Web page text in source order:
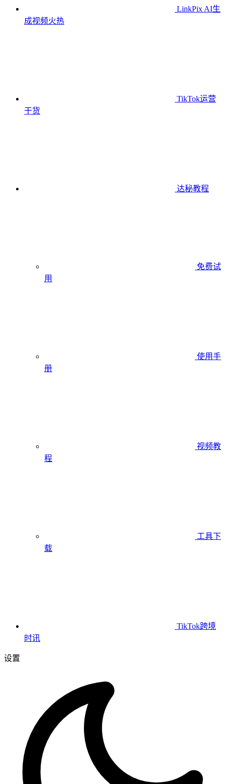
LinkPix AI生
成视频火热
TikTok运营
干货
达秘教程
免费试
用
使用手
册
视频教
程
工具下
载
TikTok跨境
时讯
设置